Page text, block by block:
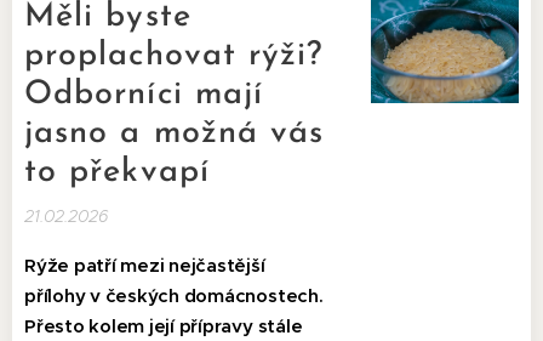
Měli byste
proplachovat rýži?
Odborníci mají
jasno a možná vás
to překvapí
21.02.2026
Rýže patří mezi nejčastější
přílohy v českých domácnostech.
Přesto kolem její přípravy stále